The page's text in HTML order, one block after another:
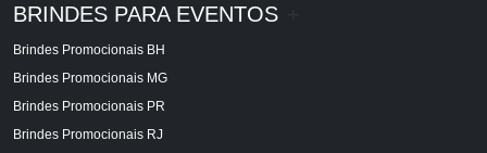
BRINDES PARA EVENTOS
Brindes Promocionais BH
Brindes Promocionais MG
Brindes Promocionais PR
Brindes Promocionais RJ